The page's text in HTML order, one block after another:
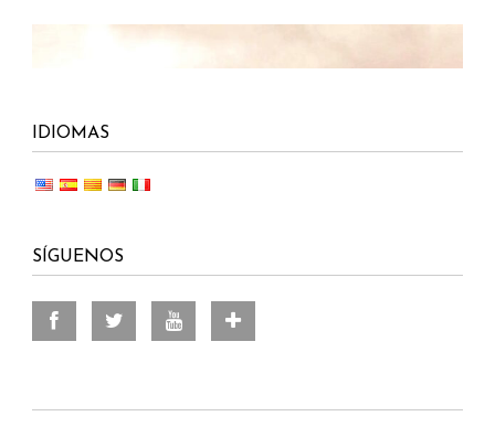
IDIOMAS
SÍGUENOS